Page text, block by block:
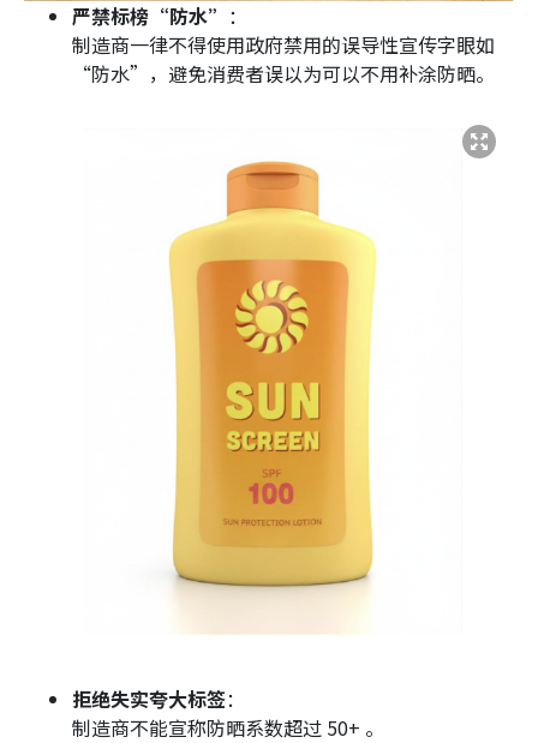
严禁标榜“防水” ：
制造商一律不得使用政府禁用的误导性宣传字眼如
“防水”，避免消费者误以为可以不用补涂防晒。
拒绝失实夸大标签：
制造商不能宣称防晒系数超过 50+ 。